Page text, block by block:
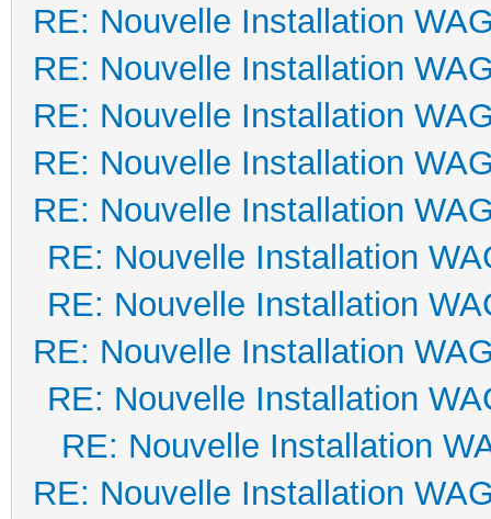
RE: Nouvelle Installation
RE: Nouvelle Installation
RE: Nouvelle Installation
RE: Nouvelle Installation
RE: Nouvelle Installation
RE: Nouvelle Installation
RE: Nouvelle Installation
RE: Nouvelle Installation
RE: Nouvelle Installation
RE: Nouvelle Installation
RE: Nouvelle Installation